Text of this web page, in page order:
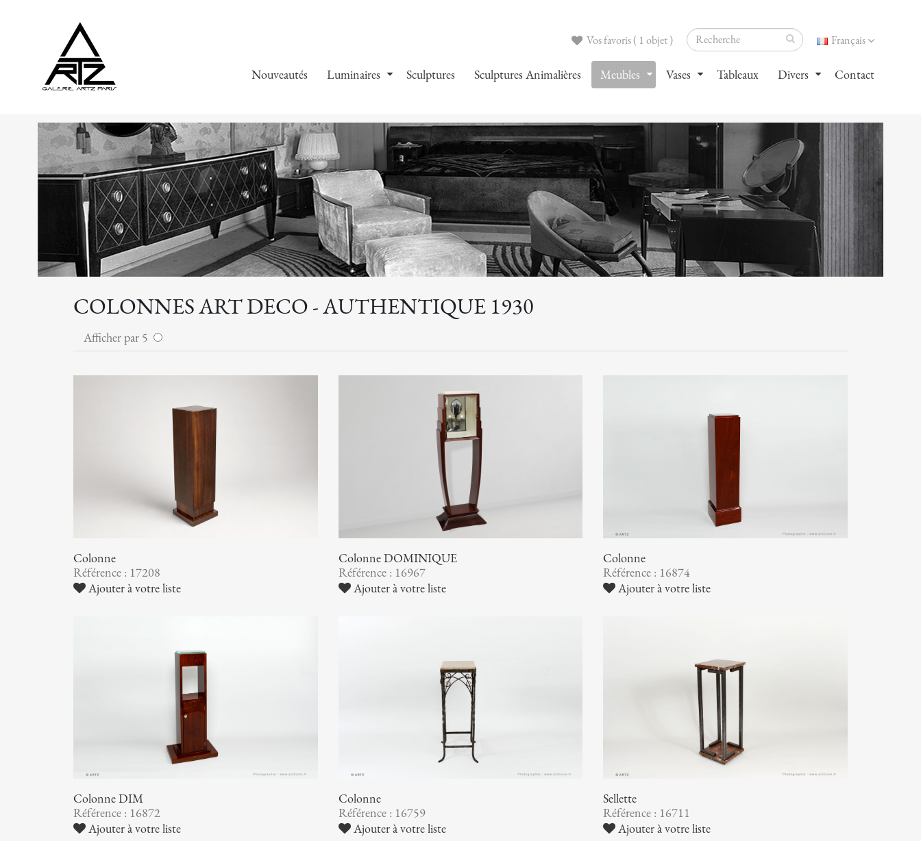
Français
Vos favoris ( 1 objet )
Nouveautés Luminaires Sculptures Sculptures Animalières Meubles Vases Tableaux Divers Contact
COLONNES ART DECO - AUTHENTIQUE 1930
Afficher par 5
Colonne
Référence : 17208
Ajouter à votre liste
Colonne DOMINIQUE
Référence : 16967
Ajouter à votre liste
Colonne
Référence : 16874
Ajouter à votre liste
Colonne DIM
Référence : 16872
Ajouter à votre liste
Colonne
Référence : 16759
Ajouter à votre liste
Sellette
Référence : 16711
Ajouter à votre liste